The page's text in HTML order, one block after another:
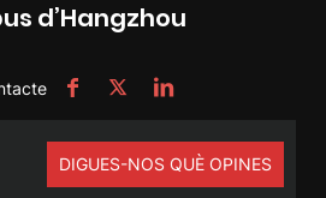
d’Hangzhou
DIGUES-NOS QUÈ OPINES